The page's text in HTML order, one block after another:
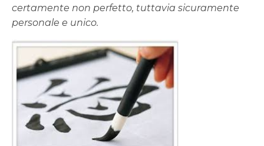
certamente non perfetto, tuttavia sicuramente
personale e unico.